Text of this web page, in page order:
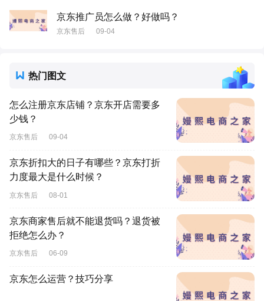
京东推广员怎么做？好做吗？
京东售后 09-04
热门图文
怎么注册京东店铺？京东开店需要多
少钱？
京东售后 09-04
京东折扣大的日子有哪些？京东打折
力度最大是什么时候？
京东售后 08-01
京东商家售后就不能退货吗？退货被
拒绝怎么办？
京东售后 06-09
京东怎么运营？技巧分享